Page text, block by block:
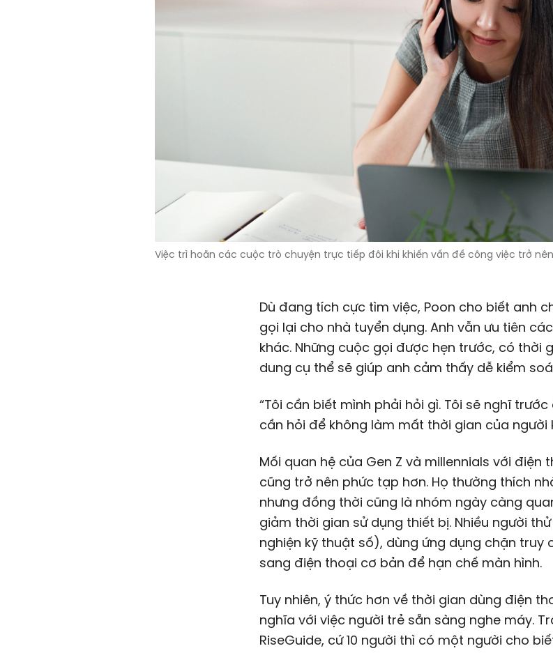
Việc trì hoãn các cuộc trò chuyện trực tiếp đôi khi khiến vấn đề công việc trở
Dù đang tích cực tìm việc, Poon cho biết anh
gọi lại cho nhà tuyển dụng. Anh vẫn ưu tiên
khác. Những cuộc gọi được hẹn trước, có thời
dung cụ thể sẽ giúp anh cảm thấy dễ kiểm
“Tôi cần biết mình phải hỏi gì. Tôi sẽ nghĩ
cần hỏi để không làm mất thời gian của người
Mối quan hệ của Gen Z và millennials với điện
cũng trở nên phức tạp hơn. Họ thường thích
nhưng đồng thời cũng là nhóm ngày càng
giảm thời gian sử dụng thiết bị. Nhiều người
nghiện kỹ thuật số), dùng ứng dụng chặn truy
sang điện thoại cơ bản để hạn chế màn hình.
Tuy nhiên, ý thức hơn về thời gian dùng điện
nghĩa với việc người trẻ sẵn sàng nghe máy.
RiseGuide, cứ 10 người thì có một người cho